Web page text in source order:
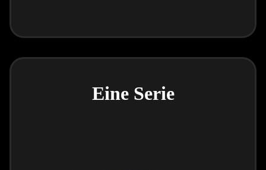
Eine Serie